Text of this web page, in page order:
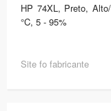
HP 74XL, Preto,
°C, 5 - 95%
Site fo fabricante